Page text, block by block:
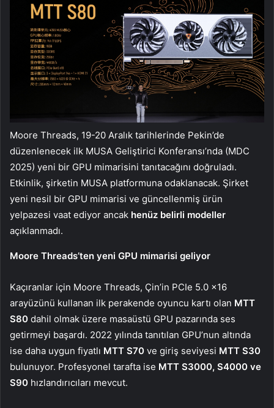
Moore Threads, 19-20 Aralık tarihlerinde Pekin’de
düzenlenecek ilk MUSA Geliştirici Konferansı’nda (MDC
2025) yeni bir GPU mimarisini tanıtacağını doğruladı.
Etkinlik, şirketin MUSA platformuna odaklanacak. Şirket
yeni nesil bir GPU mimarisi ve güncellenmiş ürün
yelpazesi vaat ediyor ancak henüz belirli modeller
açıklanmadı.
Moore Threads’ten yeni GPU mimarisi geliyor
Kaçıranlar için Moore Threads, Çin’in PCIe 5.0 x16
arayüzünü kullanan ilk perakende oyuncu kartı olan MTT
S80 dahil olmak üzere masaüstü GPU pazarında ses
getirmeyi başardı. 2022 yılında tanıtılan GPU’nun altında
ise daha uygun fiyatlı MTT S70 ve giriş seviyesi MTT S30
bulunuyor. Profesyonel tarafta ise MTT S3000, S4000 ve
S90 hızlandırıcıları mevcut.